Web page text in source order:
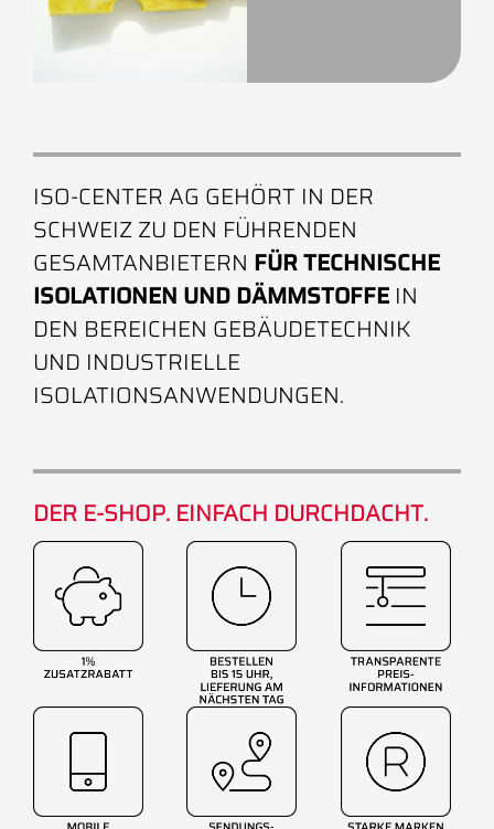
ISO-CENTER AG GEHÖRT IN DER
SCHWEIZ ZU DEN FÜHRENDEN
GESAMTANBIETERN FÜR TECHNISCHE
ISOLATIONEN UND DÄMMSTOFFE IN
DEN BEREICHEN GEBÄUDETECHNIK
UND INDUSTRIELLE
ISOLATIONSANWENDUNGEN.
DER E-SHOP. EINFACH DURCHDACHT.